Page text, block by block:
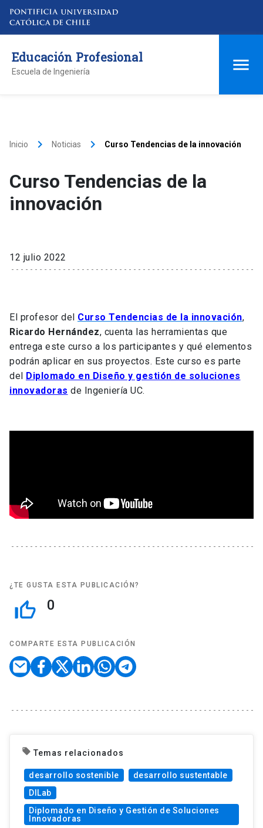
Educación Profesional
Escuela de Ingeniería
Inicio keyboard_arrow_right Noticias keyboard_arrow_right Curso Tendencias de la innovación
Curso Tendencias de la
innovación
12 julio 2022
El profesor del Curso Tendencias de la innovación,
Ricardo Hernández, cuenta las herramientas que
entrega este curso a los participantes y qué elementos
podrán aplicar en sus proyectos. Este curso es parte
del Diplomado en Diseño y gestión de soluciones
innovadoras de Ingeniería UC.
¿TE GUSTA ESTA PUBLICACIÓN?
thumb_up_off_alt 0
COMPARTE ESTA PUBLICACIÓN
local_offer Temas relacionados
desarrollo sostenible
desarrollo sustentable
DILab
Diplomado en Diseño y Gestión de Soluciones
Innovadoras